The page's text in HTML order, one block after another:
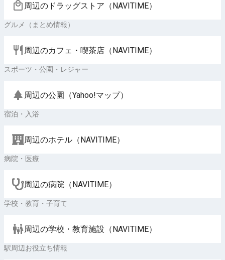
周辺のドラッグストア（NAVITIME）
グルメ（まとめ情報）
周辺のカフェ・喫茶店（NAVITIME）
スポーツ・公園・レジャー
周辺の公園（Yahoo!マップ）
宿泊・入浴
周辺のホテル（NAVITIME）
病院・医療
周辺の病院（NAVITIME）
学校・教育・子育て
周辺の学校・教育施設（NAVITIME）
駅周辺お役立ち情報